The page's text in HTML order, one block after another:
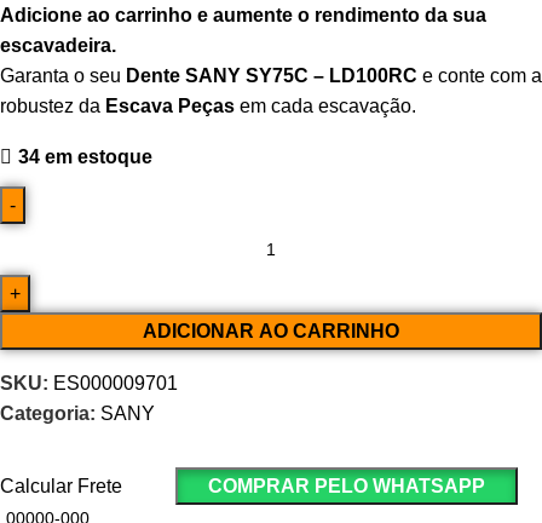
Adicione ao carrinho e aumente o rendimento da sua
escavadeira.
Garanta o seu Dente SANY SY75C – LD100RC e conte com a
robustez da Escava Peças em cada escavação.
34 em estoque
ADICIONAR AO CARRINHO
SKU: ES000009701
Categoria: SANY
Calcular Frete COMPRAR PELO WHATSAPP